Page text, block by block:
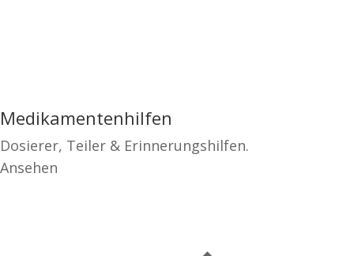
Medikamentenhilfen
Dosierer, Teiler & Erinnerungshilfen.
Ansehen